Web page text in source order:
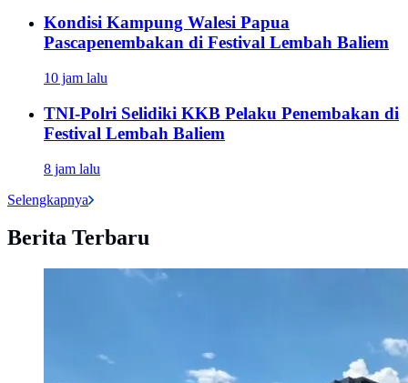
Kondisi Kampung Walesi Papua
Pascapenembakan di Festival Lembah Baliem
10 jam lalu
TNI-Polri Selidiki KKB Pelaku Penembakan di
Festival Lembah Baliem
8 jam lalu
Selengkapnya
Berita Terbaru